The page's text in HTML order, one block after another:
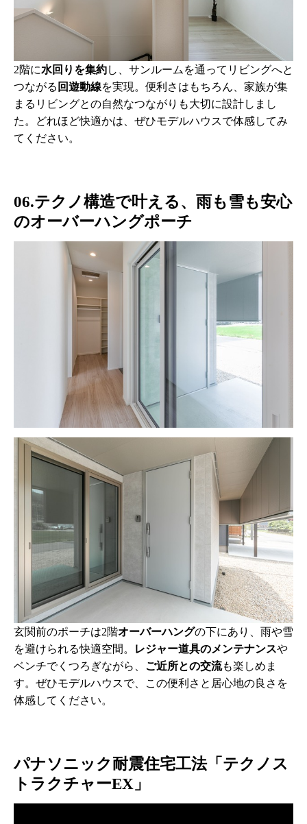
2階に水回りを集約し、サンルームを通ってリビングへと
つながる 回遊動線を実現。便利さはもちろん、家族が集
まるリビングとの自然なつながりも大切に設計しまし
た。どれほど快適かは、ぜひモデルハウスで体感してみ
てください。
06.テクノ構造で叶える、雨も雪も安心
のオーバーハングポーチ
玄関前のポーチは2階オーバーハングの下にあり、雨や雪
を避けられる快適空間。
レジャー道具のメンテナンスや
ベンチでくつろぎながら、 ご近所との交流も楽しめま
す。ぜひモデルハウスで、この便利さと居心地の良さを
体感してください。
パナソニック耐震住宅工法「テクノス
トラクチャーEX」